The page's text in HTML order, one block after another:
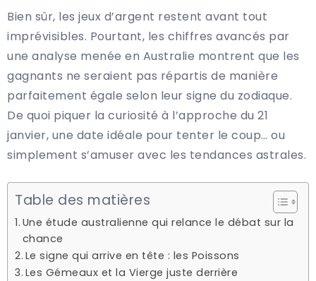
Bien sûr, les jeux d’argent restent avant tout
imprévisibles. Pourtant, les chiffres avancés par
une analyse menée en Australie montrent que les
gagnants ne seraient pas répartis de manière
parfaitement égale selon leur signe du zodiaque.
De quoi piquer la curiosité à l’approche du 21
janvier, une date idéale pour tenter le coup… ou
simplement s’amuser avec les tendances astrales.
Table des matières
Une étude australienne qui relance le débat sur la
chance
Le signe qui arrive en tête : les Poissons
Les Gémeaux et la Vierge juste derrière